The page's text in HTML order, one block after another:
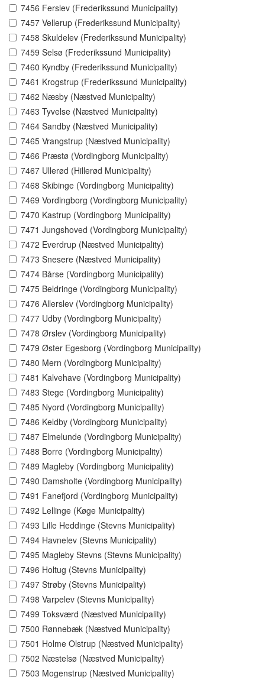
7456 Ferslev (Frederikssund Municipality)
7457 Vellerup (Frederikssund Municipality)
7458 Skuldelev (Frederikssund Municipality)
7459 Selsø (Frederikssund Municipality)
7460 Kyndby (Frederikssund Municipality)
7461 Krogstrup (Frederikssund Municipality)
7462 Næsby (Næstved Municipality)
7463 Tyvelse (Næstved Municipality)
7464 Sandby (Næstved Municipality)
7465 Vrangstrup (Næstved Municipality)
7466 Præstø (Vordingborg Municipality)
7467 Ullerød (Hillerød Municipality)
7468 Skibinge (Vordingborg Municipality)
7469 Vordingborg (Vordingborg Municipality)
7470 Kastrup (Vordingborg Municipality)
7471 Jungshoved (Vordingborg Municipality)
7472 Everdrup (Næstved Municipality)
7473 Snesere (Næstved Municipality)
7474 Bårse (Vordingborg Municipality)
7475 Beldringe (Vordingborg Municipality)
7476 Allerslev (Vordingborg Municipality)
7477 Udby (Vordingborg Municipality)
7478 Ørslev (Vordingborg Municipality)
7479 Øster Egesborg (Vordingborg Municipality)
7480 Mern (Vordingborg Municipality)
7481 Kalvehave (Vordingborg Municipality)
7483 Stege (Vordingborg Municipality)
7485 Nyord (Vordingborg Municipality)
7486 Keldby (Vordingborg Municipality)
7487 Elmelunde (Vordingborg Municipality)
7488 Borre (Vordingborg Municipality)
7489 Magleby (Vordingborg Municipality)
7490 Damsholte (Vordingborg Municipality)
7491 Fanefjord (Vordingborg Municipality)
7492 Lellinge (Køge Municipality)
7493 Lille Heddinge (Stevns Municipality)
7494 Havnelev (Stevns Municipality)
7495 Magleby Stevns (Stevns Municipality)
7496 Holtug (Stevns Municipality)
7497 Strøby (Stevns Municipality)
7498 Varpelev (Stevns Municipality)
7499 Toksværd (Næstved Municipality)
7500 Rønnebæk (Næstved Municipality)
7501 Holme Olstrup (Næstved Municipality)
7502 Næstelsø (Næstved Municipality)
7503 Mogenstrup (Næstved Municipality)